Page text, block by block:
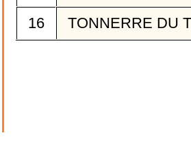
16
TONNERRE DU